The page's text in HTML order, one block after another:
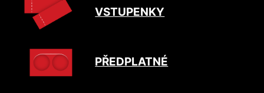
VSTUPENKY
PŘEDPLATNÉ